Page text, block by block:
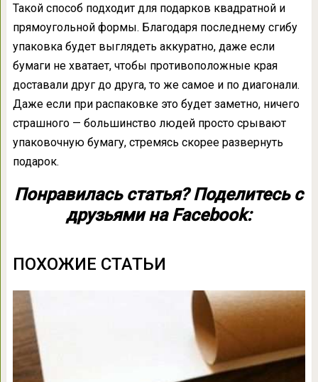
Такой способ подходит для подарков квадратной и
прямоугольной формы. Благодаря последнему сгибу
упаковка будет выглядеть аккуратно, даже если
бумаги не хватает, чтобы противоположные края
доставали друг до друга, то же самое и по диагонали.
Даже если при распаковке это будет заметно, ничего
страшного — большинство людей просто срывают
упаковочную бумагу, стремясь скорее развернуть
подарок.
Понравилась статья? Поделитесь с
друзьями на Facebook:
ПОХОЖИЕ СТАТЬИ